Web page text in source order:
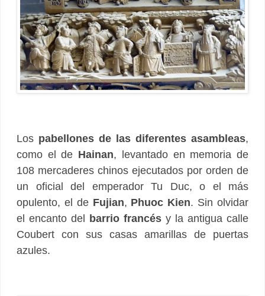
Los pabellones de las diferentes asambleas,
como el de Hainan, levantado en memoria de
108 mercaderes chinos ejecutados por orden de
un oficial del emperador Tu Duc, o el más
opulento, el de Fujian, Phuoc Kien. Sin olvidar
el encanto del barrio francés y la antigua calle
Coubert con sus casas amarillas de puertas
azules.